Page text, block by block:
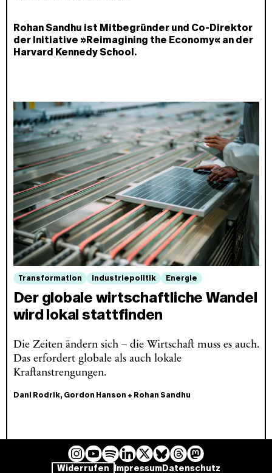
Rohan Sandhu ist Mitbegründer und Co-Direktor
der Initiative »Reimagining the Economy« an der
Harvard Kennedy School.
Transformation Industriepolitik Energie
Der globale wirtschaftliche Wandel
wird lokal stattfinden
Die Zeiten ändern sich – die Wirtschaft muss es auch.
Das erfordert globale als auch lokale
Kraftanstrengungen.
Dani Rodrik, Gordon Hanson + Rohan Sandhu
I
Y
S
L
B
T
M
Widerrufen ImpressumDatenschutz